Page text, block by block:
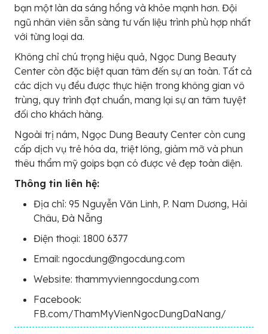
bạn một làn da sáng hồng và khỏe mạnh hơn. Đội
ngũ nhân viên sẵn sàng tư vấn liệu trình phù hợp nhất
với từng loại da.
Không chỉ chú trọng hiệu quả, Ngọc Dung Beauty
Center còn đặc biệt quan tâm đến sự an toàn. Tất cả
các dịch vụ đều được thực hiện trong không gian vô
trùng, quy trình đạt chuẩn, mang lại sự an tâm tuyệt
đối cho khách hàng.
Ngoài trị nám, Ngọc Dung Beauty Center còn cung
cấp dịch vụ trẻ hóa da, triệt lông, giảm mỡ và phun
thêu thẩm mỹ goips bạn có được vẻ đẹp toàn diện.
Thông tin liên hệ:
Địa chỉ: 95 Nguyễn Văn Linh, P. Nam Dương, Hải
Châu, Đà Nẵng
Điện thoại: 1800 6377
Email: ngocdung@ngocdung.com
Website: thammyvienngocdung.com
Facebook:
FB.com/ThamMyVienNgocDungDaNang/